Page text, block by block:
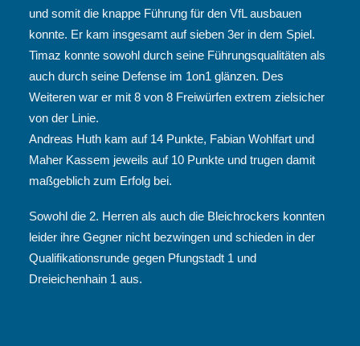
und somit die knappe Führung für den VfL ausbauen
konnte. Er kam insgesamt auf sieben 3er in dem Spiel.
Timaz konnte sowohl durch seine Führungsqualitäten als
auch durch seine Defense im 1on1 glänzen. Des
Weiteren war er mit 8 von 8 Freiwürfen extrem zielsicher
von der Linie.
Andreas Huth kam auf 14 Punkte, Fabian Wohlfart und
Maher Kassem jeweils auf 10 Punkte und trugen damit
maßgeblich zum Erfolg bei.
Sowohl die 2. Herren als auch die Bleichrockers konnten
leider ihre Gegner nicht bezwingen und schieden in der
Qualifikationsrunde gegen Pfungstadt 1 und
Dreieichenhain 1 aus.